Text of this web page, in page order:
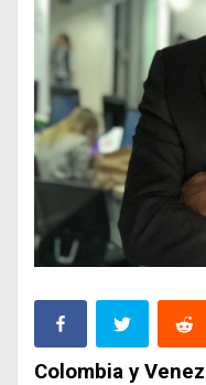
Colombia y